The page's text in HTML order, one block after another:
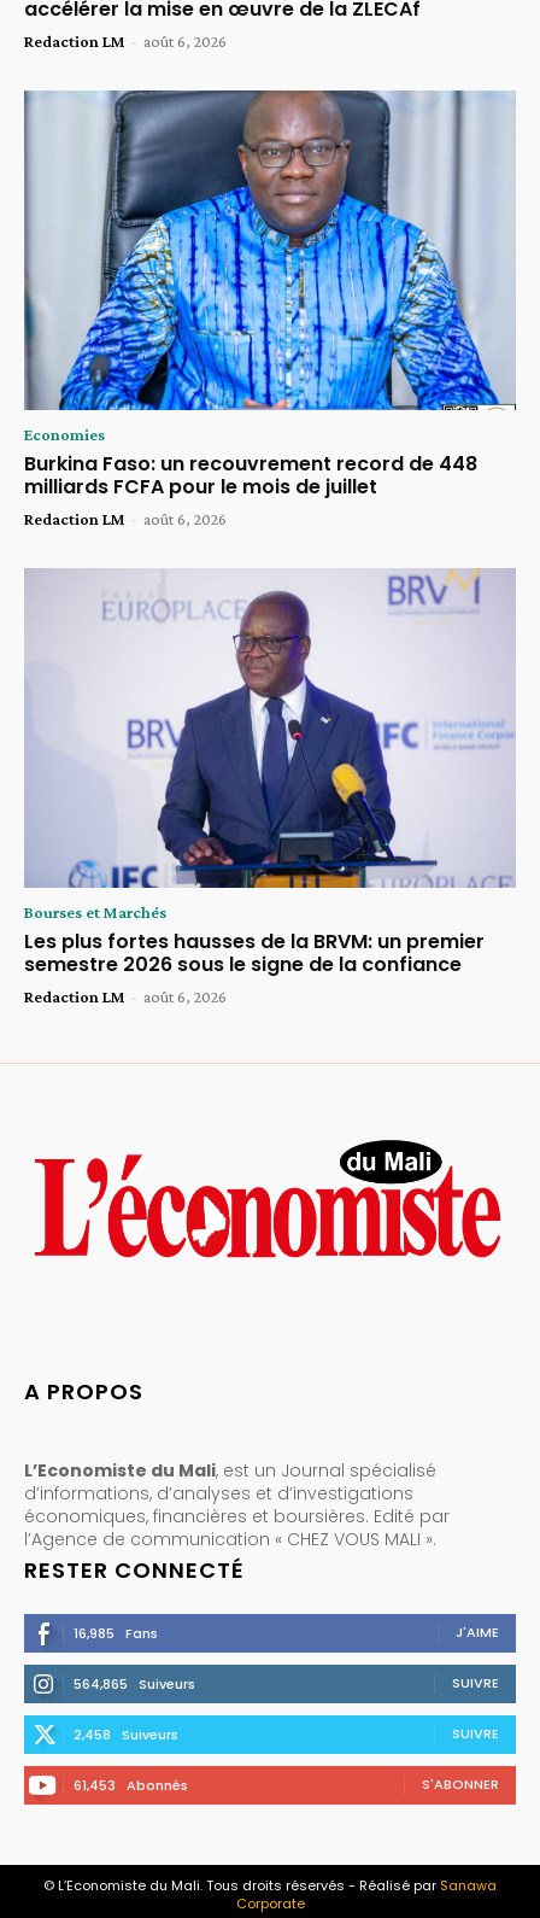
accélérer la mise en œuvre de la ZLECAf
Redaction LM - août 6, 2026
Economies
Burkina Faso: un recouvrement record de 448
milliards FCFA pour le mois de juillet
Redaction LM - août 6, 2026
Bourses et Marchés
Les plus fortes hausses de la BRVM: un premier
semestre 2026 sous le signe de la confiance
Redaction LM - août 6, 2026
A PROPOS
L’Economiste du Mali, est un Journal spécialisé
d’informations, d’analyses et d’investigations
économiques, financières et boursières. Edité par
l’Agence de communication « CHEZ VOUS MALI ».
RESTER CONNECTÉ
16,985 Fans J'AIME
564,865 Suiveurs SUIVRE
2,458 Suiveurs SUIVRE
61,453 Abonnés S'ABONNER
© L’Economiste du Mali. Tous droits réservés - Réalisé par Sanawa
Corporate